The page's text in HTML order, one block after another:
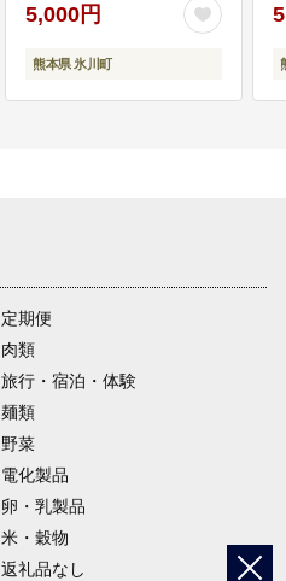
5,000円
熊本県 氷川町
定期便
肉類
旅行・宿泊・体験
麺類
野菜
電化製品
卵・乳製品
米・穀物
返礼品なし